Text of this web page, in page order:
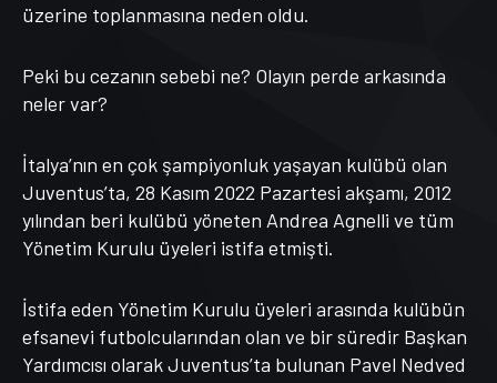
üzerine toplanmasına neden oldu.
Peki bu cezanın sebebi ne? Olayın perde arkasında
neler var?
İtalya’nın en çok şampiyonluk yaşayan kulübü olan
Juventus’ta, 28 Kasım 2022 Pazartesi akşamı, 2012
yılından beri kulübü yöneten Andrea Agnelli ve tüm
Yönetim Kurulu üyeleri istifa etmişti.
İstifa eden Yönetim Kurulu üyeleri arasında kulübün
efsanevi futbolcularından olan ve bir süredir Başkan
Yardımcısı olarak Juventus’ta bulunan Pavel Nedved